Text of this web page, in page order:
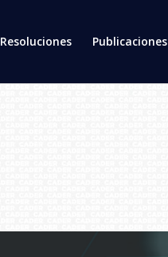
Resoluciones Publicaciones